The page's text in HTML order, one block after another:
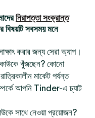
নিরাপত্তা সংক্রান্ত
সবসময় মনে
করার জন্য সেরা অ্যাপ।
খুঁজছেন? কোনো
মার্কেট পর্যন্ত
আপনি Tinder-এ চ্যাট
সাথে নেওয়া প্রয়োজন?